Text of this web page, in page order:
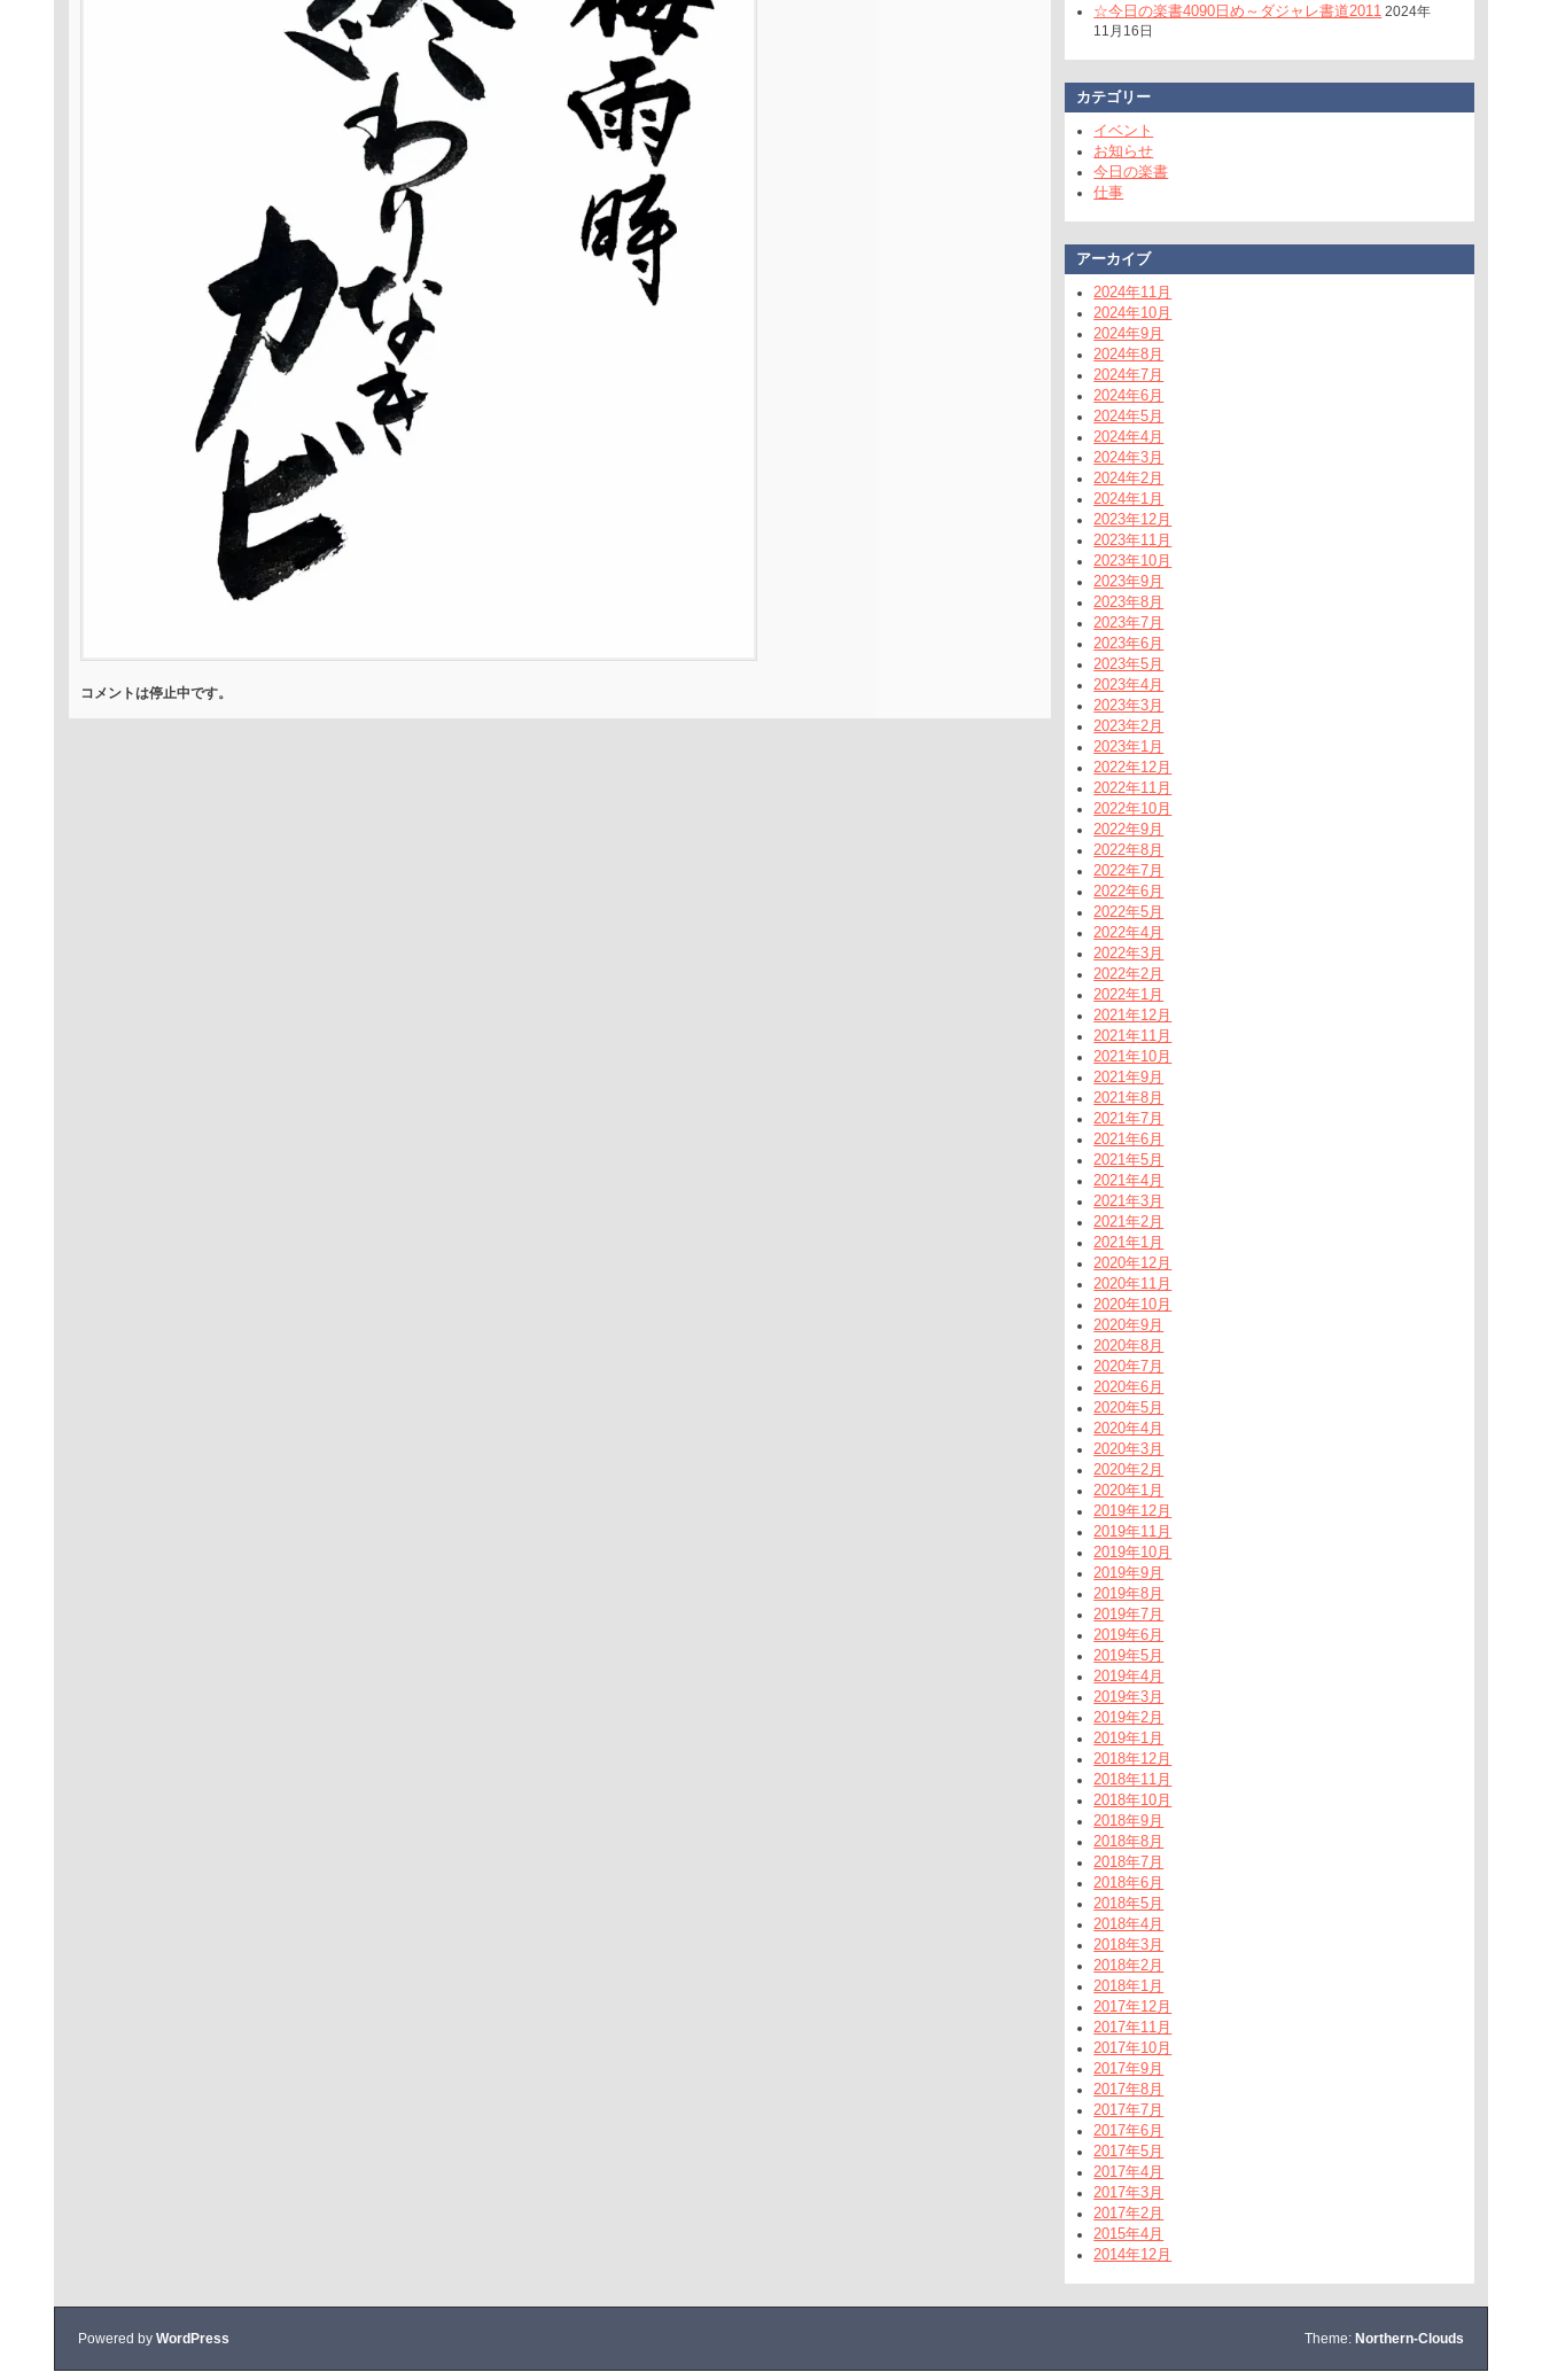
コメントは停止中です。
☆今日の楽書4090日め～ダジャレ書道2011 2024年
11月16日
カテゴリー
イベント
お知らせ
今日の楽書
仕事
アーカイブ
2024年11月
2024年10月
2024年9月
2024年8月
2024年7月
2024年6月
2024年5月
2024年4月
2024年3月
2024年2月
2024年1月
2023年12月
2023年11月
2023年10月
2023年9月
2023年8月
2023年7月
2023年6月
2023年5月
2023年4月
2023年3月
2023年2月
2023年1月
2022年12月
2022年11月
2022年10月
2022年9月
2022年8月
2022年7月
2022年6月
2022年5月
2022年4月
2022年3月
2022年2月
2022年1月
2021年12月
2021年11月
2021年10月
2021年9月
2021年8月
2021年7月
2021年6月
2021年5月
2021年4月
2021年3月
2021年2月
2021年1月
2020年12月
2020年11月
2020年10月
2020年9月
2020年8月
2020年7月
2020年6月
2020年5月
2020年4月
2020年3月
2020年2月
2020年1月
2019年12月
2019年11月
2019年10月
2019年9月
2019年8月
2019年7月
2019年6月
2019年5月
2019年4月
2019年3月
2019年2月
2019年1月
2018年12月
2018年11月
2018年10月
2018年9月
2018年8月
2018年7月
2018年6月
2018年5月
2018年4月
2018年3月
2018年2月
2018年1月
2017年12月
2017年11月
2017年10月
2017年9月
2017年8月
2017年7月
2017年6月
2017年5月
2017年4月
2017年3月
2017年2月
2015年4月
2014年12月
Theme: Northern-Clouds
Powered by WordPress